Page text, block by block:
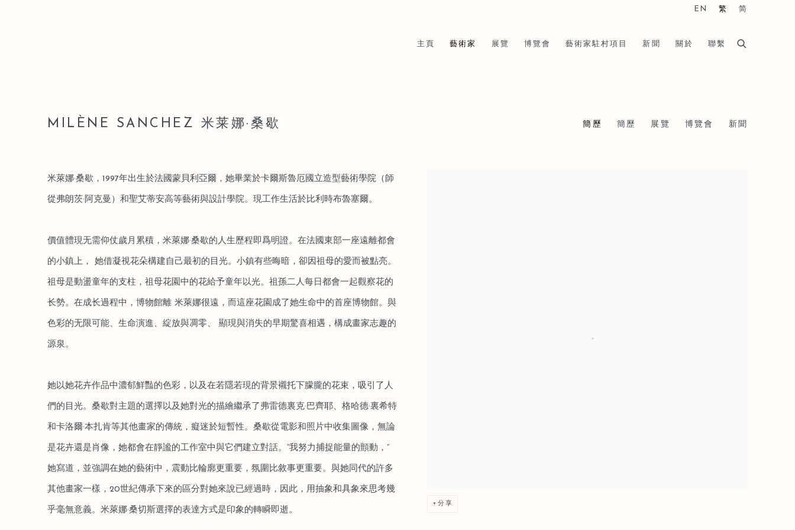
主頁 藝術家 展覽 博覽會 藝術家駐村項目 新聞 關於 聯繫
EN 繁 简
MILÈNE SANCHEZ ⽶莱娜·桑歇 簡歷 簡歷 展覽 博覽會 新聞
分享
⽶萊娜·桑歇，1997年出生於法國蒙貝利亞爾，她畢業於卡爾斯魯厄國立造型藝術學院（師
從弗朗茨·阿克曼）和聖艾蒂安高等藝術與設計學院。現工作生活於比利時布魯塞爾。
價值體現⽆需仰仗歲⽉累積，⽶萊娜·桑歇的⼈⽣歷程即爲明證。在法國東部⼀座遠離都會
的⼩鎮上， 她借凝視花朵構建⾃⼰最初的⽬光。⼩鎮有些晦暗，卻因祖⺟的愛⽽被點亮。
祖⺟是動盪童年的⽀柱，祖⺟花園中的花給予童年以光。祖孫⼆⼈每⽇都會⼀起觀察花的
⻓勢。在成⻓過程中，博物館離 ⽶萊娜很遠，⽽這座花園成了她⽣命中的⾸座博物館。與
⾊彩的⽆限可能、⽣命演進、綻放與凋零、 顯現與消失的早期驚喜相遇，構成畫家志趣的
源泉。
她以她花卉作品中濃郁鮮豔的色彩，以及在若隱若現的背景襯托下朦朧的花束，吸引了人
們的目光。桑歇對主題的選擇以及她對光的描繪繼承了弗雷德裏克·巴齊耶、格哈德·裏希特
和卡洛爾·本扎肯等其他畫家的傳統，癡迷於短暫性。桑歇從電影和照片中收集圖像，無論
是花卉還是肖像，她都會在靜謐的工作室中與它們建立對話。“我努力捕捉能量的顫動，”
她寫道，並強調在她的藝術中，震動比輪廓更重要，氛圍比敘事更重要。與她同代的許多
其他畫家一樣，20世紀傳承下來的區分對她來說已經過時，因此，用抽象和具象來思考幾
乎毫無意義。米萊娜·桑切斯選擇的表達方式是印象的轉瞬即逝。